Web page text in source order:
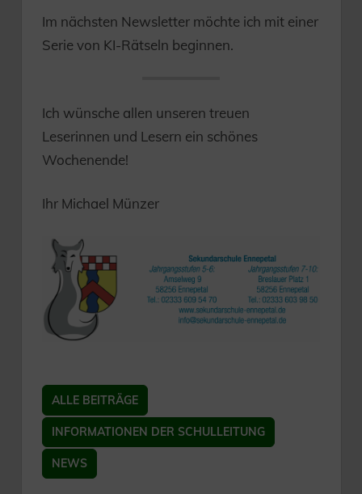
Im nächsten Newsletter möchte ich mit einer
Serie von KI-Rätseln beginnen.
Ich wünsche allen unseren treuen
Leserinnen und Lesern ein schönes
Wochenende!
Ihr Michael Münzer
ALLE BEITRÄGE
INFORMATIONEN DER SCHULLEITUNG
NEWS